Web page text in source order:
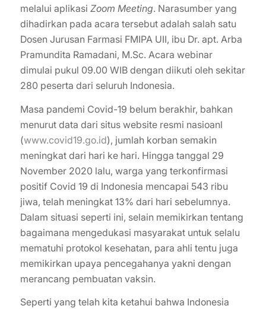
melalui aplikasi Zoom Meeting. Narasumber yang
dihadirkan pada acara tersebut adalah salah satu
Dosen Jurusan Farmasi FMIPA UII, ibu Dr. apt. Arba
Pramundita Ramadani, M.Sc. Acara webinar
dimulai pukul 09.00 WIB dengan diikuti oleh sekitar
280 peserta dari seluruh Indonesia.
Masa pandemi Covid-19 belum berakhir, bahkan
menurut data dari situs website resmi nasioanl
(www.covid19.go.id), jumlah korban semakin
meningkat dari hari ke hari. Hingga tanggal 29
November 2020 lalu, warga yang terkonfirmasi
positif Covid 19 di Indonesia mencapai 543 ribu
jiwa, telah meningkat 13% dari hari sebelumnya.
Dalam situasi seperti ini, selain memikirkan tentang
bagaimana mengedukasi masyarakat untuk selalu
mematuhi protokol kesehatan, para ahli tentu juga
memikirkan upaya pencegahanya yakni dengan
merancang pembuatan vaksin.
Seperti yang telah kita ketahui bahwa Indonesia